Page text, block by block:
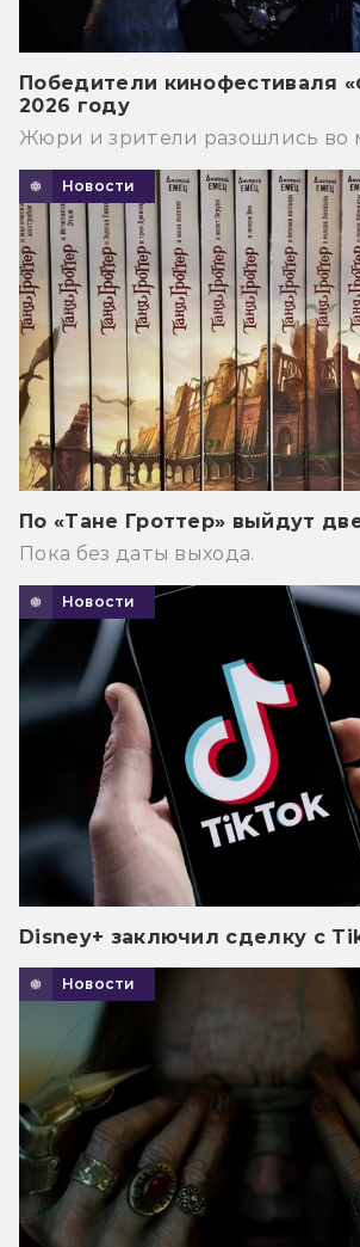
Победители кинофестиваля
2026 году
Жюри и зрители разошлись во
Новости
По «Тане Гроттер» выйдут
Пока без даты выхода.
Новости
Disney+ заключил сделку с
Новости